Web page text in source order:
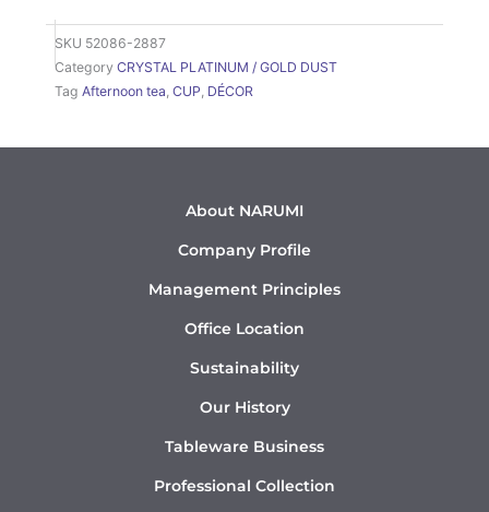
SKU 52086-2887
Category CRYSTAL PLATINUM / GOLD DUST
Tag Afternoon tea CUP DÉCOR
About NARUMI
Company Profile
Management Principles
Office Location
Sustainability
Our History
Tableware Business
Professional Collection